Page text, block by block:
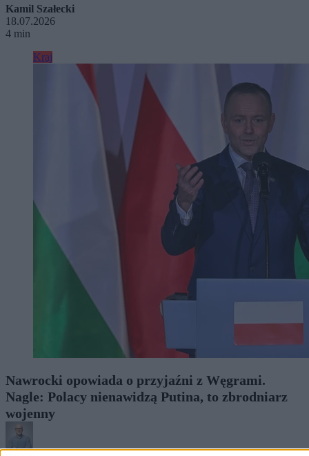
Kamil Szałecki
18.07.2026
4 min
Kraj
Nawrocki opowiada o przyjaźni z Węgrami.
Nagle: Polacy nienawidzą Putina, to zbrodniarz
wojenny